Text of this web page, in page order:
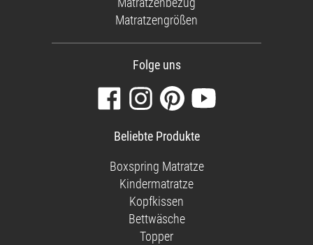
Matratzengrößen
Folge uns
Besuchen
Sie
unsere
Seite
Folgen
Sie
uns
Instagram
Finden
Sie
uns
Pinterest
Sehen
Beliebte Produkte
Boxspring Matratze
Kindermatratze
Kopfkissen
Bettwäsche
Topper